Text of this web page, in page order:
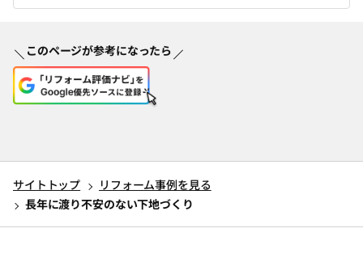
このページが参考になったら
サイトトップ
リフォーム事例を見る
長年に渡り不安のない下地づくり